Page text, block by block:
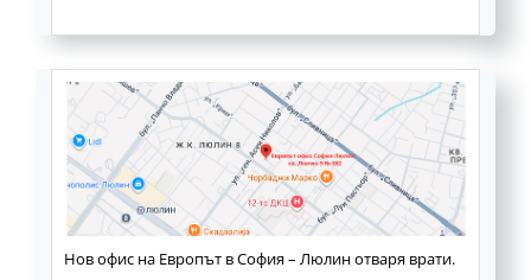
Нов офис на Европът в София – Люлин отваря врати.